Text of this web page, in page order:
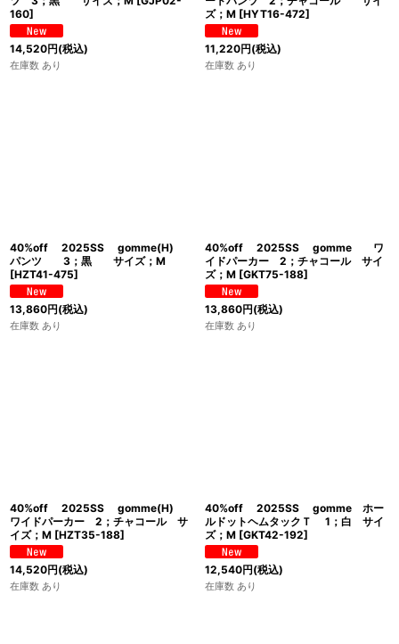
160]
14,520円(税込)
在庫数 あり
ズ；M [HYT16-472]
11,220円(税込)
在庫数 あり
40%off 2025SS gomme(H)
パンツ 3；黒 サイズ；M
[HZT41-475]
13,860円(税込)
在庫数 あり
40%off 2025SS gomme ワ
イドパーカー 2；チャコール サイ
ズ；M [GKT75-188]
13,860円(税込)
在庫数 あり
40%off 2025SS gomme(H)
ワイドパーカー 2；チャコール サ
イズ；M [HZT35-188]
14,520円(税込)
在庫数 あり
40%off 2025SS gomme ホー
ルドットヘムタックＴ 1；白 サイ
ズ；M [GKT42-192]
12,540円(税込)
在庫数 あり